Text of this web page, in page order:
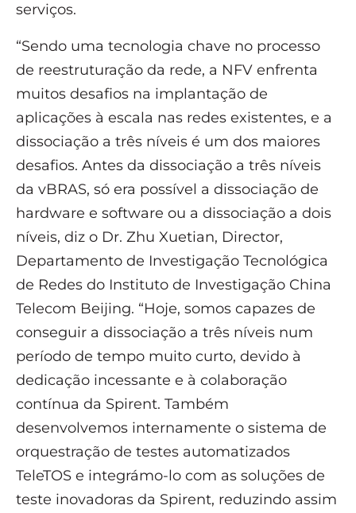
serviços.
“Sendo uma tecnologia chave no processo
de reestruturação da rede, a NFV enfrenta
muitos desafios na implantação de
aplicações à escala nas redes existentes, e a
dissociação a três níveis é um dos maiores
desafios. Antes da dissociação a três níveis
da vBRAS, só era possível a dissociação de
hardware e software ou a dissociação a dois
níveis, diz o Dr. Zhu Xuetian, Director,
Departamento de Investigação Tecnológica
de Redes do Instituto de Investigação China
Telecom Beijing. “Hoje, somos capazes de
conseguir a dissociação a três níveis num
período de tempo muito curto, devido à
dedicação incessante e à colaboração
contínua da Spirent. Também
desenvolvemos internamente o sistema de
orquestração de testes automatizados
TeleTOS e integrámo-lo com as soluções de
teste inovadoras da Spirent, reduzindo assim